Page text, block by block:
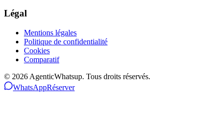
Légal
Mentions légales
Politique de confidentialité
Cookies
Comparatif
© 2026 AgenticWhatsup. Tous droits réservés.
WhatsAppRéserver